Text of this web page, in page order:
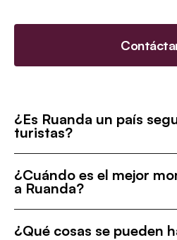
¿Es Ruanda un país
turistas?
¿Cuándo es el mejor
a Ruanda?
¿Qué cosas se pueden